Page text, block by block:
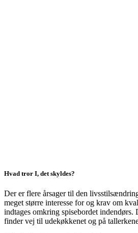
Hvad tror I, det skyldes?
Der er flere årsager til den
meget større interesse for og krav om
indtages omkring spisebordet indendørs.
finder vej til udekøkkenet og på